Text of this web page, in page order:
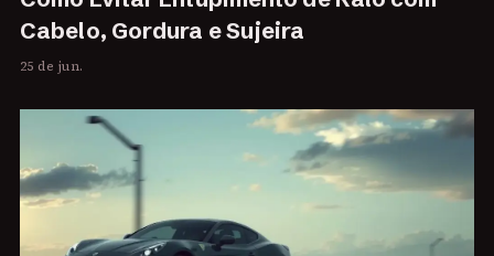
Cabelo, Gordura e Sujeira
25 de jun.